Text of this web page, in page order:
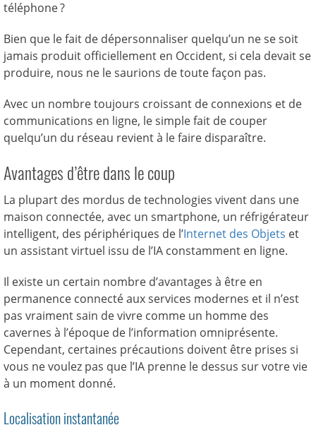
téléphone ?
Bien que le fait de dépersonnaliser quelqu’un ne se soit
jamais produit officiellement en Occident, si cela devait se
produire, nous ne le saurions de toute façon pas.
Avec un nombre toujours croissant de connexions et de
communications en ligne, le simple fait de couper
quelqu’un du réseau revient à le faire disparaître.
Avantages d’être dans le coup
La plupart des mordus de technologies vivent dans une
maison connectée, avec un smartphone, un réfrigérateur
intelligent, des périphériques de l’Internet des Objets et
un assistant virtuel issu de l’IA constamment en ligne.
Il existe un certain nombre d’avantages à être en
permanence connecté aux services modernes et il n’est
pas vraiment sain de vivre comme un homme des
cavernes à l’époque de l’information omniprésente.
Cependant, certaines précautions doivent être prises si
vous ne voulez pas que l’IA prenne le dessus sur votre vie
à un moment donné.
Localisation instantanée